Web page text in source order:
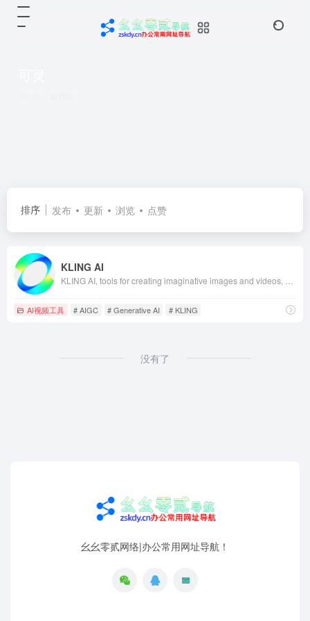
排序 发布 更新 浏览 点赞
KLING AI
AI视频工具 # AIGC # Generative AI # KLING
没有了
幺幺零贰网络|办公常用网址导航！